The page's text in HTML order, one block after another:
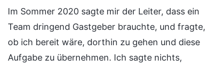
Im Sommer 2020 sagte mir der Leiter, dass ein
Team dringend Gastgeber brauchte, und fragte,
ob ich bereit wäre, dorthin zu gehen und diese
Aufgabe zu übernehmen. Ich sagte nichts,